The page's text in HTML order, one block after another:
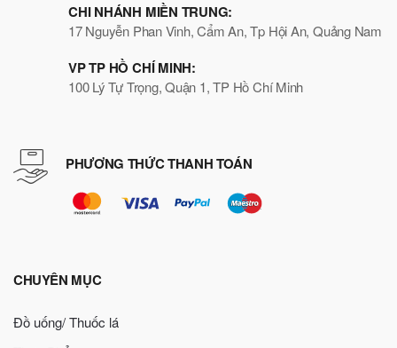
CHI NHÁNH MIỀN TRUNG:
17 Nguyễn Phan Vinh, Cẩm An, Tp Hội An, Quảng Nam
VP TP HỒ CHÍ MINH:
100 Lý Tự Trọng, Quận 1, TP Hồ Chí Minh
PHƯƠNG THỨC THANH TOÁN
CHUYÊN MỤC
Đồ uống/ Thuốc lá